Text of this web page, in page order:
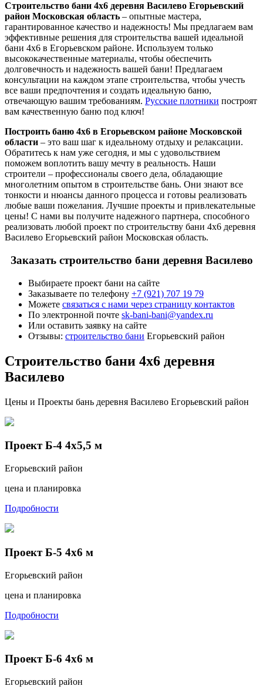
Строительство бани 4х6 деревня Василево Егорьевский
район Московская область – опытные мастера,
гарантированное качество и надежность! Мы предлагаем вам
эффективные решения для строительства вашей идеальной
бани 4х6 в Егорьевском районе. Используем только
высококачественные материалы, чтобы обеспечить
долговечность и надежность вашей бани! Предлагаем
консультации на каждом этапе строительства, чтобы учесть
все ваши предпочтения и создать идеальную баню,
отвечающую вашим требованиям. Русские плотники построят
вам качественную баню под ключ!
Построить баню 4х6 в Егорьевском районе Московской
области – это ваш шаг к идеальному отдыху и релаксации.
Обратитесь к нам уже сегодня, и мы с удовольствием
поможем воплотить вашу мечту в реальность. Наши
строители – профессионалы своего дела, обладающие
многолетним опытом в строительстве бань. Они знают все
тонкости и нюансы данного процесса и готовы реализовать
любые ваши пожелания. Лучшие проекты и привлекательные
цены! С нами вы получите надежного партнера, способного
реализовать любой проект по строительству бани 4х6 деревня
Василево Егорьевский район Московская область.
Заказать строительство бани деревня Василево
Выбираете проект бани на сайте
Заказываете по телефону +7 (921) 707 19 79
Можете связаться с нами через страницу контактов
По электронной почте sk-bani-bani@yandex.ru
Или оставить заявку на сайте
Отзывы: строительство бани Егорьевский район
Строительство бани 4х6 деревня
Василево
Цены и Проекты бань деревня Василево Егорьевский район
Проект Б-4 4х5,5 м
Егорьевский район
цена и планировка
Подробности
Проект Б-5 4х6 м
Егорьевский район
цена и планировка
Подробности
Проект Б-6 4х6 м
Егорьевский район